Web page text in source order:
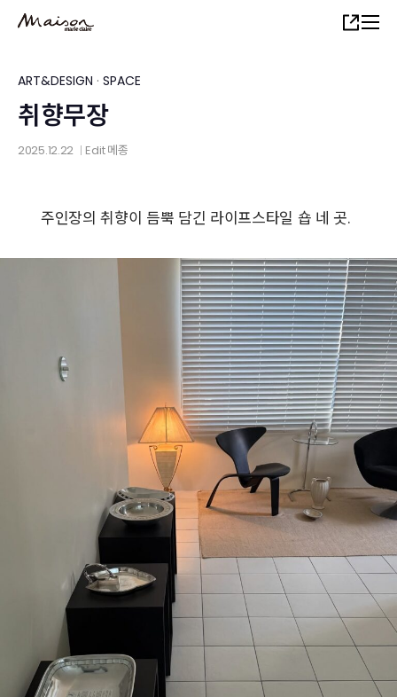
content
Share
ART&DESIGN · SPACE
취향무장
2025.12.22 Edit메종
주인장의 취향이 듬뿍 담긴 라이프스타일 숍 네 곳.